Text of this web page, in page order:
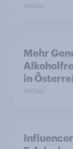
Artikel
Mehr
in
Artikel